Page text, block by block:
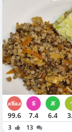
99.6 7.4 6.4
3 13